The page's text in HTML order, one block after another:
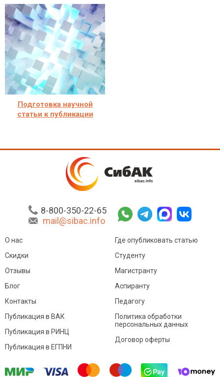
Подготовка научной
статьи к публикации
8-800-350-22-65
mail@sibac.info
О нас
Скидки
Отзывы
Блог
Контакты
Где опубликовать статью
Студенту
Магистранту
Аспиранту
Педагогу
Публикация в ВАК
Публикация в РИНЦ
Публикация в ЕГПНИ
Политика обработки
персональных данных
Договор оферты